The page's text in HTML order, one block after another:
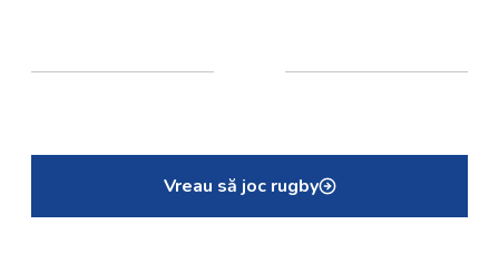
Vreau să joc rugby